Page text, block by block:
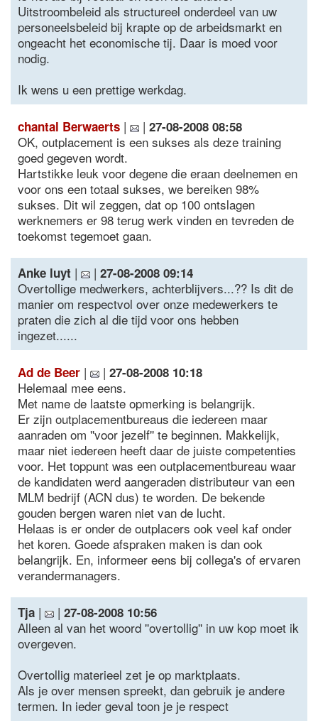
Uitstroombeleid als structureel onderdeel van uw
personeelsbeleid bij krapte op de arbeidsmarkt en
ongeacht het economische tij. Daar is moed voor
nodig.
Ik wens u een prettige werkdag.
chantal Berwaerts | | 27-08-2008 08:58
OK, outplacement is een sukses als deze training
goed gegeven wordt.
Hartstikke leuk voor degene die eraan deelnemen en
voor ons een totaal sukses, we bereiken 98%
sukses. Dit wil zeggen, dat op 100 ontslagen
werknemers er 98 terug werk vinden en tevreden de
toekomst tegemoet gaan.
Anke luyt | | 27-08-2008 09:14
Overtollige medwerkers, achterblijvers...?? Is dit de
manier om respectvol over onze medewerkers te
praten die zich al die tijd voor ons hebben
ingezet......
Ad de Beer | | 27-08-2008 10:18
Helemaal mee eens.
Met name de laatste opmerking is belangrijk.
Er zijn outplacementbureaus die iedereen maar
aanraden om ''voor jezelf'' te beginnen. Makkelijk,
maar niet iedereen heeft daar de juiste competenties
voor. Het toppunt was een outplacementbureau waar
de kandidaten werd aangeraden distributeur van een
MLM bedrijf (ACN dus) te worden. De bekende
gouden bergen waren niet van de lucht.
Helaas is er onder de outplacers ook veel kaf onder
het koren. Goede afspraken maken is dan ook
belangrijk. En, informeer eens bij collega's of ervaren
verandermanagers.
Tja | | 27-08-2008 10:56
Alleen al van het woord ''overtollig'' in uw kop moet ik
overgeven.
Overtollig materieel zet je op marktplaats.
Als je over mensen spreekt, dan gebruik je andere
termen. In ieder geval toon je je respect